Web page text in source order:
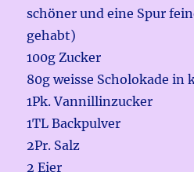
schöner und eine Spur
gehabt)
100g Zucker
80g weisse Scholokade in
1Pk. Vannillinzucker
1TL Backpulver
2Pr. Salz
2 Eier